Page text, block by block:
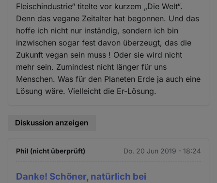
Fleischindustrie“ titelte vor kurzem „Die Welt“.
Denn das vegane Zeitalter hat begonnen. Und das
hoffe ich nicht nur inständig, sondern ich bin
inzwischen sogar fest davon überzeugt, das die
Zukunft vegan sein muss ! Oder sie wird nicht
mehr sein. Zumindest nicht länger für uns
Menschen. Was für den Planeten Erde ja auch eine
Lösung wäre. Vielleicht die Er-Lösung.
Diskussion anzeigen
Phil (nicht überprüft) Do. 20 Jun 2019 - 18:24
Danke! Schöner, natürlich bei